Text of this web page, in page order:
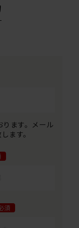
ます。メール
ます。
須